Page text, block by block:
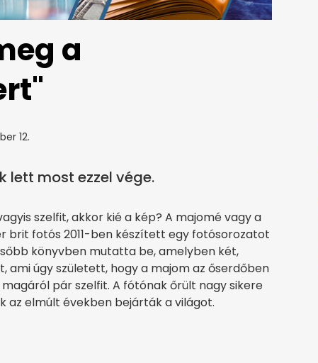
a
12.
lett most ezzel vége.
szelfit, akkor kié a kép? A majomé vagy a
brit fotós 2011-ben készített egy fotósorozatot
könyvben mutatta be, amelyben két,
úgy született, hogy a majom az őserdőben
pár szelfit. A fótónak őrült nagy sikere
az elmúlt években bejárták a világot.